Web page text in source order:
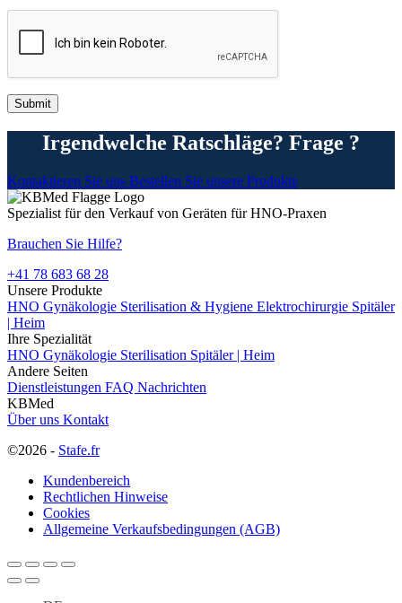
Irgendwelche Ratschläge? Frage ?
Kontaktieren Sie uns Bestellen Sie unsere Produkte
Spezialist für den Verkauf von Geräten für HNO-Praxen
Brauchen Sie Hilfe?
+41 78 683 68 28
Unsere Produkte
HNO Gynäkologie Sterilisation & Hygiene Elektrochirurgie Spitäler
| Heim
Ihre Spezialität
HNO Gynäkologie Sterilisation Spitäler | Heim
Andere Seiten
Dienstleistungen FAQ Nachrichten
KBMed
Über uns Kontakt
©2026 - Stafe.fr
Kundenbereich
Rechtlichen Hinweise
Cookies
Allgemeine Verkaufsbedingungen (AGB)